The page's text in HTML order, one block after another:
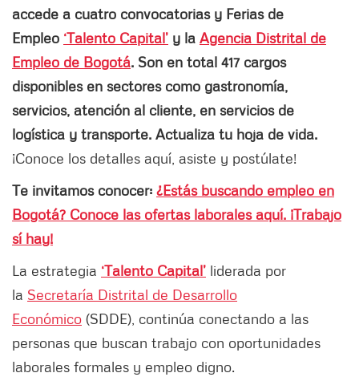
accede a cuatro convocatorias y Ferias de
Empleo ‘Talento Capital’ y la Agencia Distrital de
Empleo de Bogotá. Son en total 417 cargos
disponibles en sectores como gastronomía,
servicios, atención al cliente, en servicios de
logística y transporte. Actualiza tu hoja de vida.
¡Conoce los detalles aquí, asiste y postúlate!
Te invitamos conocer: ¿Estás buscando empleo en
Bogotá? Conoce las ofertas laborales aquí. ¡Trabajo
sí hay!
La estrategia ‘Talento Capital’ liderada por
la Secretaría Distrital de Desarrollo
Económico (SDDE), continúa conectando a las
personas que buscan trabajo con oportunidades
laborales formales y empleo digno.